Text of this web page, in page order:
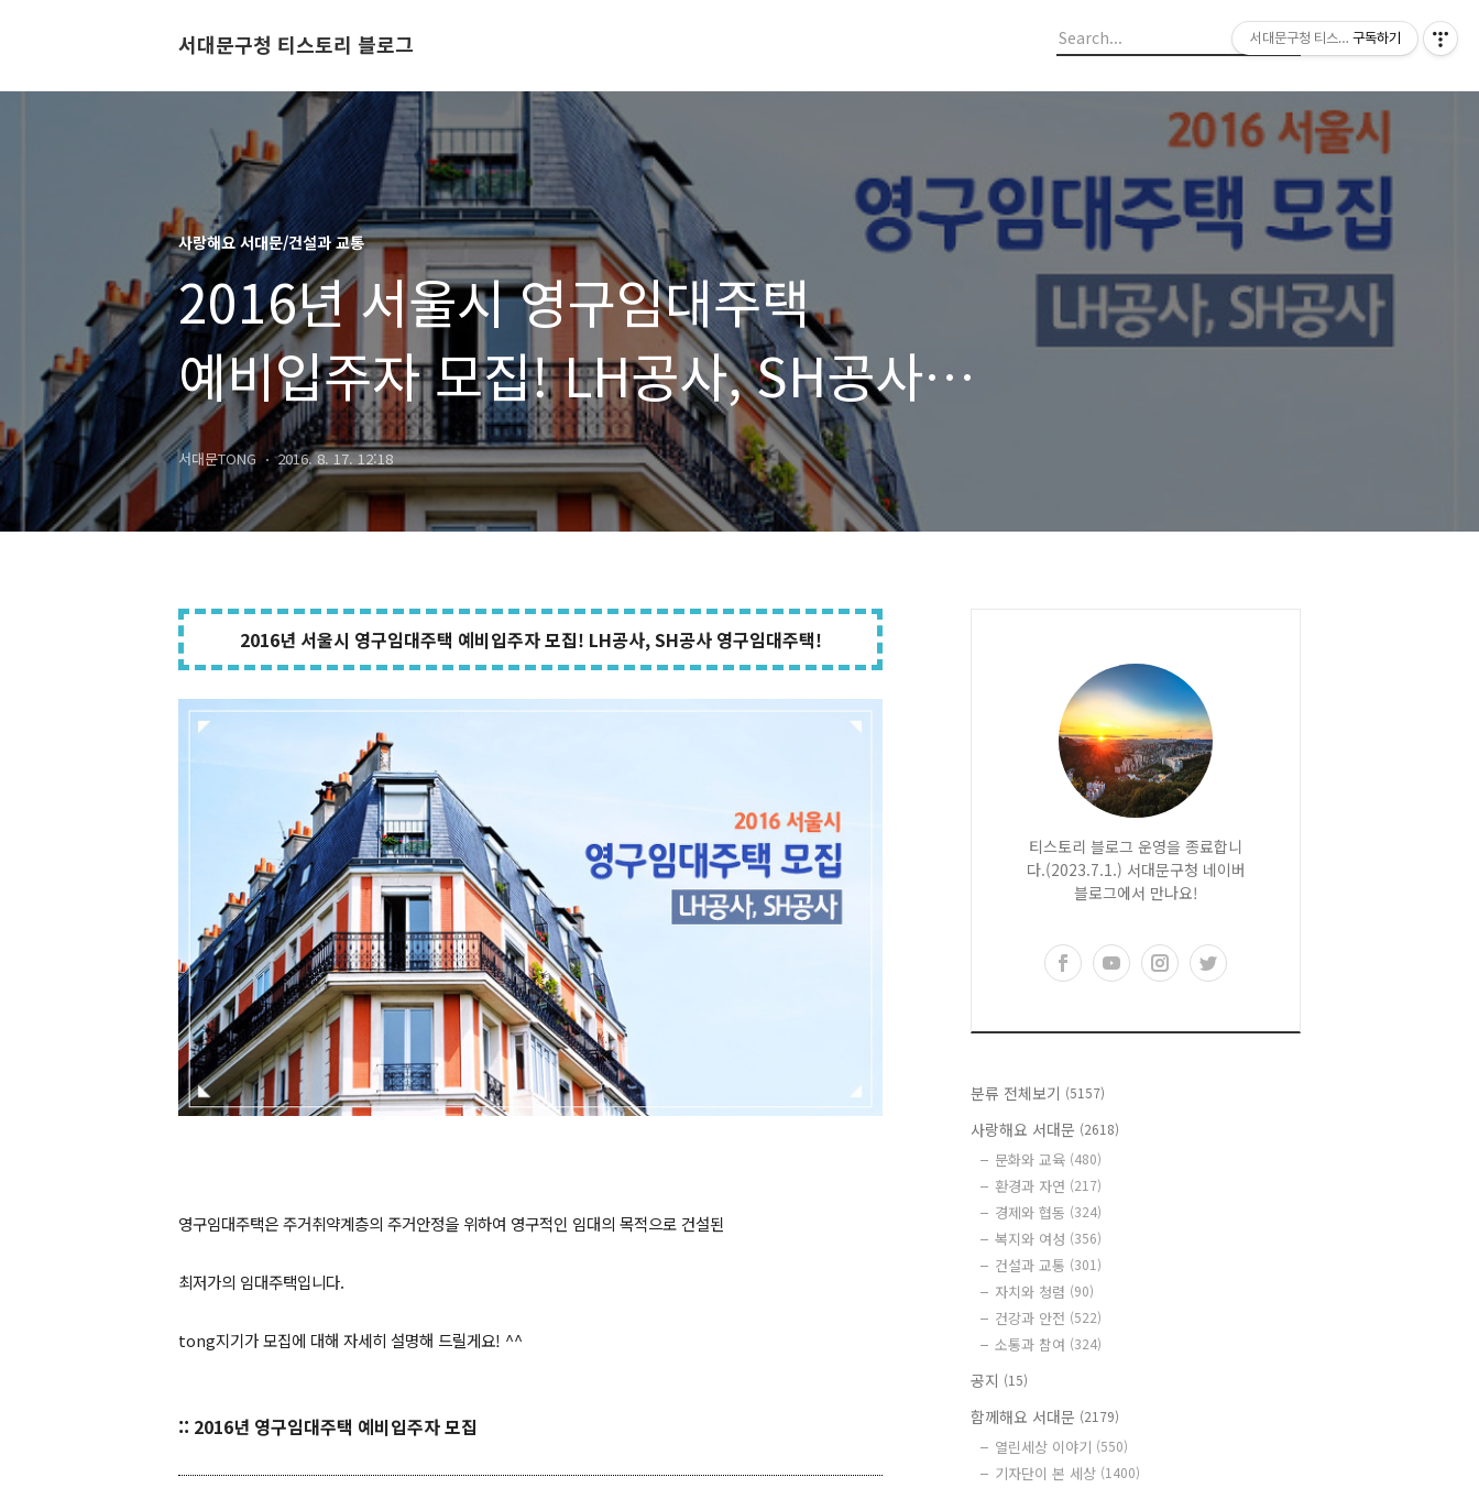
서대문구청 티스토리 블로그
사랑해요 서대문/건설과 교통
2016년 서울시 영구임대주택
예비입주자 모집! LH공사, SH공사
영구임대주택!
서대문TONG 2016. 8. 17. 12:18
2016년 서울시 영구임대주택 예비입주자 모집! LH공사, SH공사 영구임대주택!
영구임대주택은 주거취약계층의 주거안정을 위하여 영구적인 임대의 목적으로 건설된
최저가의 임대주택입니다.
tong지기가 모집에 대해 자세히 설명해 드릴게요! ^^
:: 2016년 영구임대주택 예비입주자 모집
티스토리 블로그 운영을 종료합니
다.(2023.7.1.) 서대문구청 네이버
블로그에서 만나요!
분류 전체보기 (5157)
사랑해요 서대문 (2618)
문화와 교육 (480)
환경과 자연 (217)
경제와 협동 (324)
복지와 여성 (356)
건설과 교통 (301)
자치와 청렴 (90)
건강과 안전 (522)
소통과 참여 (324)
공지 (15)
함께해요 서대문 (2179)
열린세상 이야기 (550)
기자단이 본 세상 (1400)
서대문구청 티스토리 블로그
구독하기